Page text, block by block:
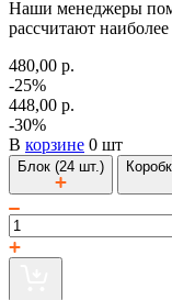
Наши менеджеры
рассчитают
480,00 р.
-25%
448,00 р.
-30%
В корзине 0 шт
Блок (24 шт.)